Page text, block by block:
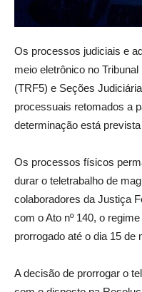
Os processos judiciais e
meio eletrônico no
(TRF5) e Seções
processuais retomados a
determinação está
Os processos físicos
durar o teletrabalho de
colaboradores da Justiça
com o Ato nº 140, o
prorrogado até o dia 15 de
A decisão de prorrogar o